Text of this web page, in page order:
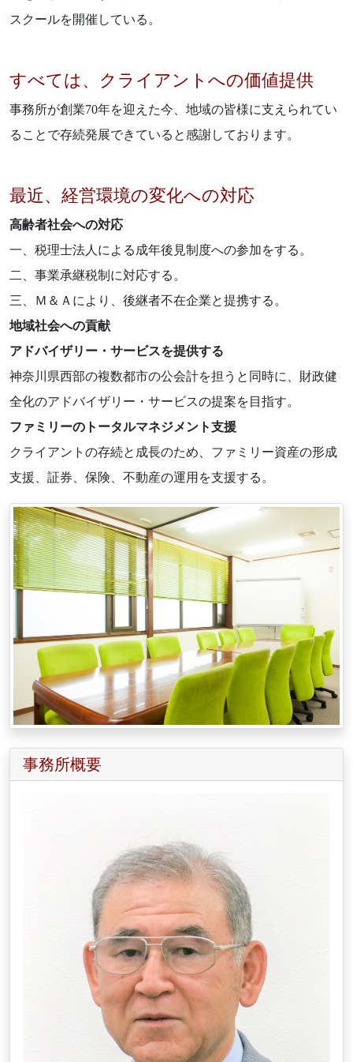
スクールを開催している。
すべては、クライアントへの価値提供
事務所が創業70年を迎えた今、地域の皆様に支えられてい
ることで存続発展できていると感謝しております。
最近、経営環境の変化への対応
高齢者社会への対応
一、税理士法人による成年後見制度への参加をする。
二、事業承継税制に対応する。
三、Ｍ＆Ａにより、後継者不在企業と提携する。
地域社会への貢献
アドバイザリー・サービスを提供する
神奈川県西部の複数都市の公会計を担うと同時に、財政健
全化のアドバイザリー・サービスの提案を目指す。
ファミリーのトータルマネジメント支援
クライアントの存続と成長のため、ファミリー資産の形成
支援、証券、保険、不動産の運用を支援する。
事務所概要